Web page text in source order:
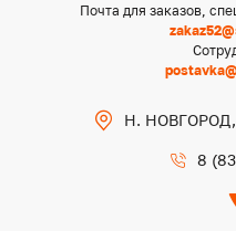
Почта для заказов,
Н.
8